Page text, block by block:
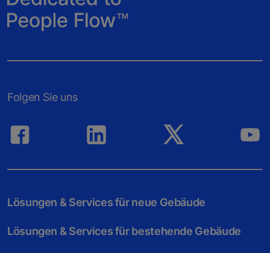
Folgen Sie uns
Lösungen & Services für neue Gebäude
Lösungen & Services für bestehende Gebäude